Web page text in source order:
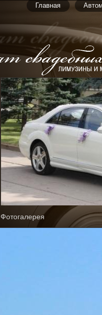
Главная
Фотогалерея